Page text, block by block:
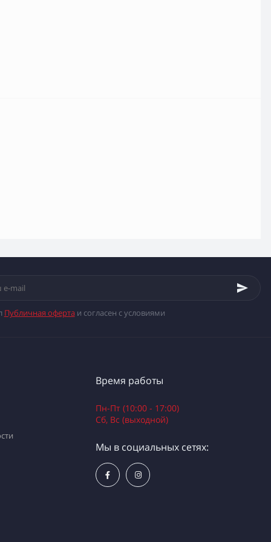
Публичная офертаи согласен с условиями
Время работы
Пн-Пт (10:00 - 17:00)
Сб, Вс (выходной)
Мы в социальных сетях: